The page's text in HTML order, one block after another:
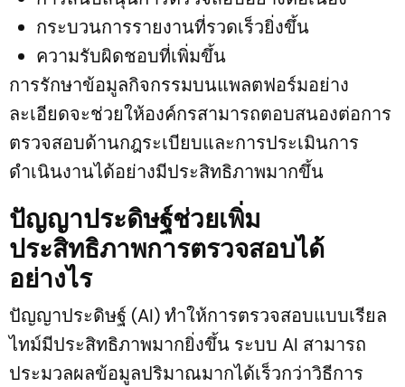
กระบวนการรายงานที่รวดเร็วยิ่งขึ้น
ความรับผิดชอบที่เพิ่มขึ้น
การรักษาข้อมูลกิจกรรมบนแพลตฟอร์มอย่าง
ละเอียดจะช่วยให้องค์กรสามารถตอบสนองต่อการ
ตรวจสอบด้านกฎระเบียบและการประเมินการ
ดำเนินงานได้อย่างมีประสิทธิภาพมากขึ้น
ปัญญาประดิษฐ์ช่วยเพิ่ม
ประสิทธิภาพการตรวจสอบได้
อย่างไร
ปัญญาประดิษฐ์ (AI) ทำให้การตรวจสอบแบบเรียล
ไทม์มีประสิทธิภาพมากยิ่งขึ้น ระบบ AI สามารถ
ประมวลผลข้อมูลปริมาณมากได้เร็วกว่าวิธีการ